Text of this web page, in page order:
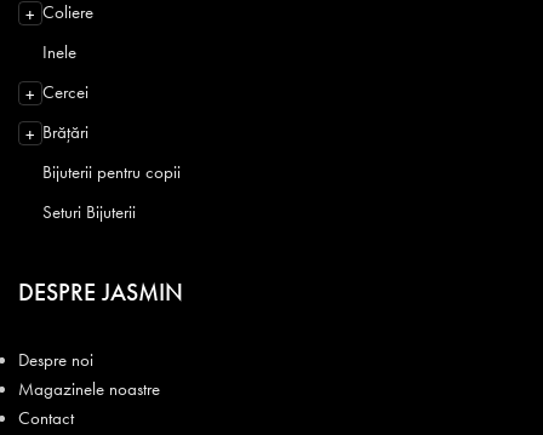
+ Coliere
Inele
+ Cercei
+ Brățări
Bijuterii pentru copii
Seturi Bijuterii
DESPRE JASMIN
Despre noi
Magazinele noastre
Contact